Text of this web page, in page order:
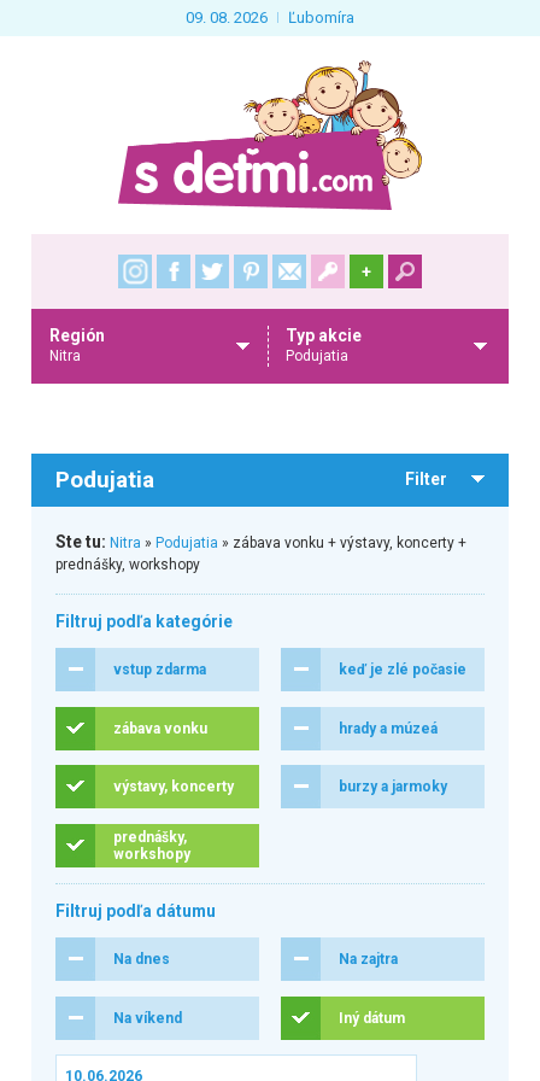
09. 08. 2026 Ľubomíra
+
Región
Nitra
Typ akcie
Podujatia
Podujatia Filter
Ste tu: Nitra » Podujatia » zábava vonku + výstavy, koncerty +
prednášky, workshopy
Filtruj podľa kategórie
vstup zdarma keď je zlé počasie
zábava vonku hrady a múzeá
výstavy, koncerty burzy a jarmoky
prednášky,
workshopy
Filtruj podľa dátumu
Na dnes Na zajtra
Na víkend Iný dátum